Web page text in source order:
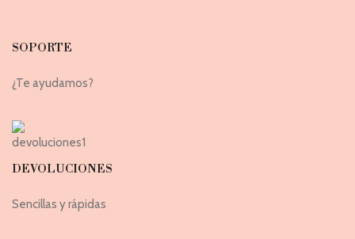
SOPORTE
¿Te ayudamos?
DEVOLUCIONES
Sencillas y rápidas